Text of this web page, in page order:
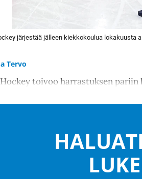
järjestää jälleen kiekkokoulua lokakuusta
Tervo
toivoo harrastuksen pariin